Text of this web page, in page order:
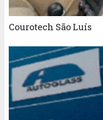
Courotech São Luís